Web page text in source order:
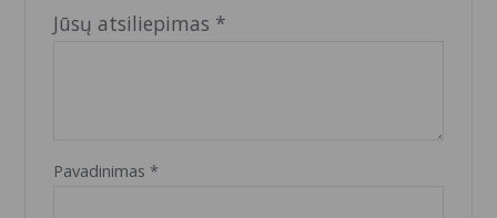
Jūsų atsiliepimas *
Pavadinimas *